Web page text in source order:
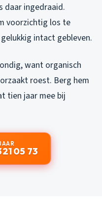
daar ingedraaid.
voorzichtig los te
intact gebleven.
want organisch
roest. Berg hem
tien jaar mee bij
05 73